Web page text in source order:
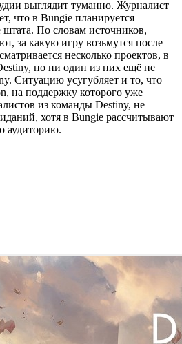
выглядит туманно. Журналист
что в Bungie планируется
штата. По словам источников,
за какую игру возьмутся после
несколько проектов, в
но ни один из них ещё не
Ситуацию усугубляет и то, что
на поддержку которого уже
из команды Destiny, не
хотя в Bungie рассчитывают
аудиторию.